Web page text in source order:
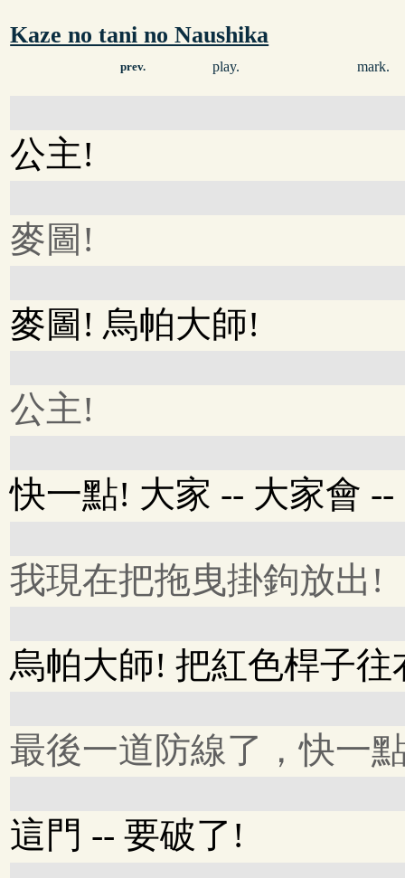
Kaze no tani no Naushika
prev. play. mark.
公主!
麥圖!
麥圖! 烏帕大師!
公主!
快一點! 大家 -- 大家會 --
我現在把拖曳掛鉤放出!
烏帕大師! 把紅色桿子往
最後一道防線了，快一
這門 -- 要破了!